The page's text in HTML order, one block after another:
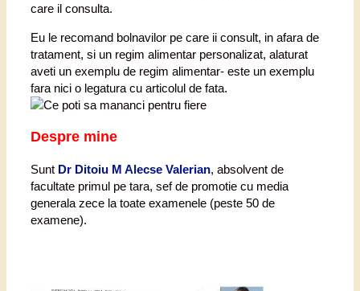
care il consulta.
Eu le recomand bolnavilor pe care ii consult, in afara de
tratament, si un regim alimentar personalizat, alaturat
aveti un exemplu de regim alimentar- este un exemplu
fara nici o legatura cu articolul de fata.
Despre mine
Sunt Dr Ditoiu M Alecse Valerian, absolvent de
facultate primul pe tara, sef de promotie cu media
generala zece la toate examenele (peste 50 de
examene).